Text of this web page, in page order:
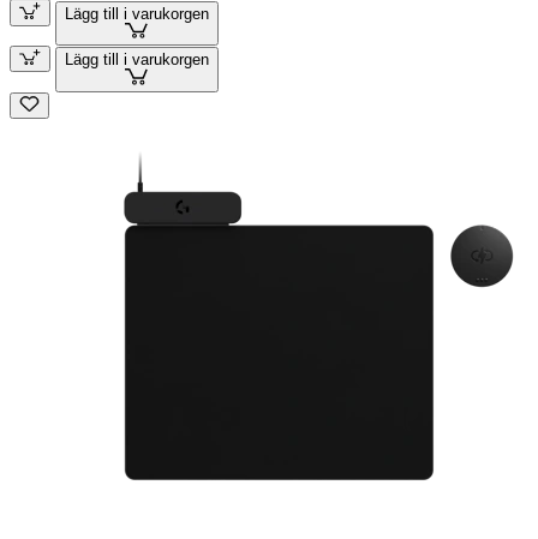
Lägg till i varukorgen
Lägg till i varukorgen